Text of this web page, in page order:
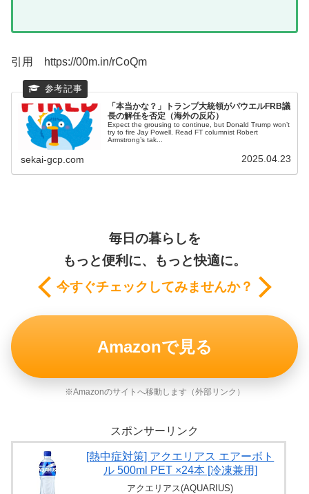
引用 https://00m.in/rCoQm
「本当かな？」トランプ大統領がパウエルFRB議
長の解任を否定（海外の反応）
Expect the grousing to continue, but Donald Trump won’t
try to fire Jay Powell. Read FT columnist Robert
Armstrong’s tak...
sekai-gcp.com 2025.04.23
毎日の暮らしを
もっと便利に、もっと快適に。
今すぐチェックしてみませんか？
Amazonで見る
※Amazonのサイトへ移動します（外部リンク）
スポンサーリンク
[熱中症対策] アクエリアス エアーボト
ル 500ml PET ×24本 [冷凍兼用]
アクエリアス(AQUARIUS)